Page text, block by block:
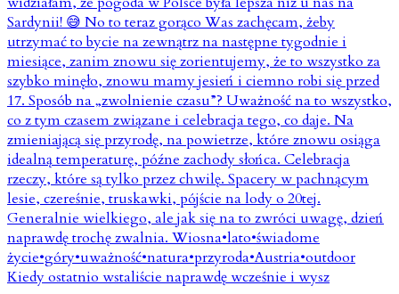
Kiedy ostatnio wstaliście naprawdę wcześnie i wysz